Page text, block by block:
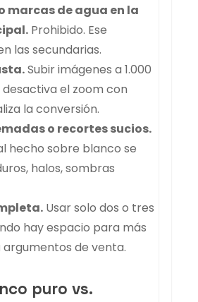
marcas de agua en la
Prohibido. Ese
las secundarias.
Subir imágenes a 1.000
el zoom con
la conversión.
o recortes sucios.
hecho sobre blanco se
halos, sombras
Usar solo dos o tres
hay espacio para más
argumentos de venta.
puro vs.